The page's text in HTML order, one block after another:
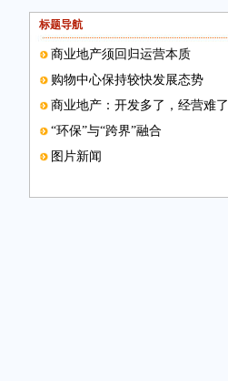
标题导航
商业地产须回归运营本质
购物中心保持较快发展态势
商业地产：开发多了，经营难了
“环保”与“跨界”融合
图片新闻